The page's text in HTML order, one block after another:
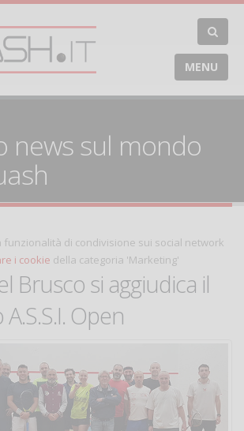
MENU
news sul mondo
funzionalità di condivisione sui social network
i cookie della categoria 'Marketing'
Brusco si aggiudica il
Open